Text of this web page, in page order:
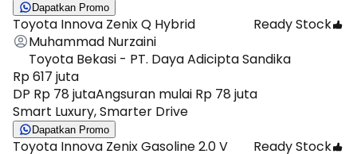
Dapatkan Promo
Toyota Innova Zenix Q Hybrid
Ready Stock
Muhammad Nurzaini
Toyota Bekasi - PT. Daya Adicipta Sandika
Rp 617 juta
DP Rp 78 jutaAngsuran mulai Rp 78 juta
Smart Luxury, Smarter Drive
Dapatkan Promo
Toyota Innova Zenix Gasoline 2.0 V
Ready Stock